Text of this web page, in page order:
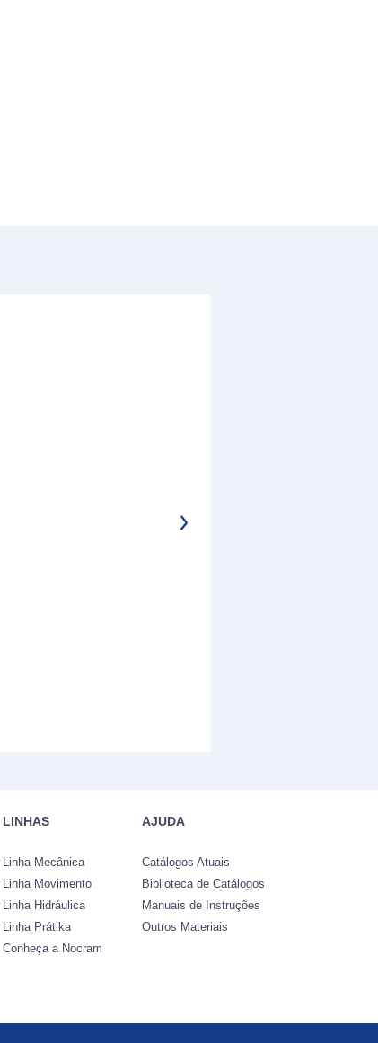
LINHAS
Linha Mecânica
Linha Movimento
Linha Hidráulica
Linha Prátika
Conheça a Nocram
AJUDA
Catálogos Atuais
Biblioteca de Catálogos
Manuais de Instruções
Outros Materiais